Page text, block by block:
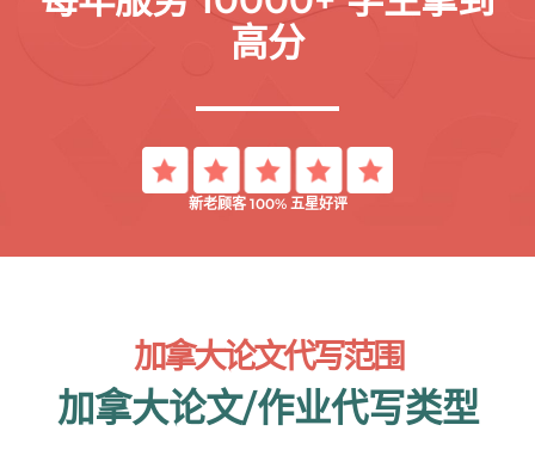
高分
新老顾客 100% 五星好评
加拿大论文代写范围
加拿大论文/作业代写类型